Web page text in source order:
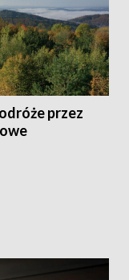
przez